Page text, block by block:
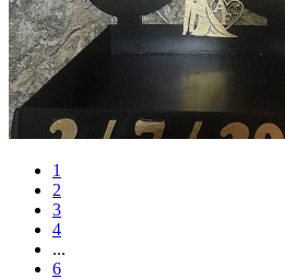
1
2
3
4
...
6